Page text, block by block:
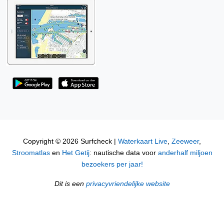
Copyright © 2026 Surfcheck | Waterkaart Live, Zeeweer,
Stroomatlasen Het Getij: nautische data voor anderhalf miljoen
bezoekers per jaar!
Dit is een privacyvriendelijke website